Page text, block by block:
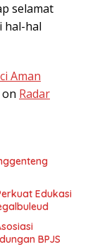
selamat
hal-hal
Aman
Radar
Edukasi
BPJS